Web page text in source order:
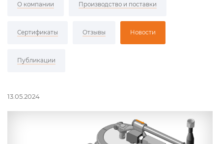
О компании Производство и поставки
Сертификаты Отзывы Новости
Публикации
13.05.2024